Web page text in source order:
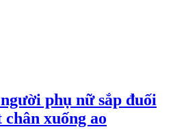
phụ nữ sắp đuối
xuống ao